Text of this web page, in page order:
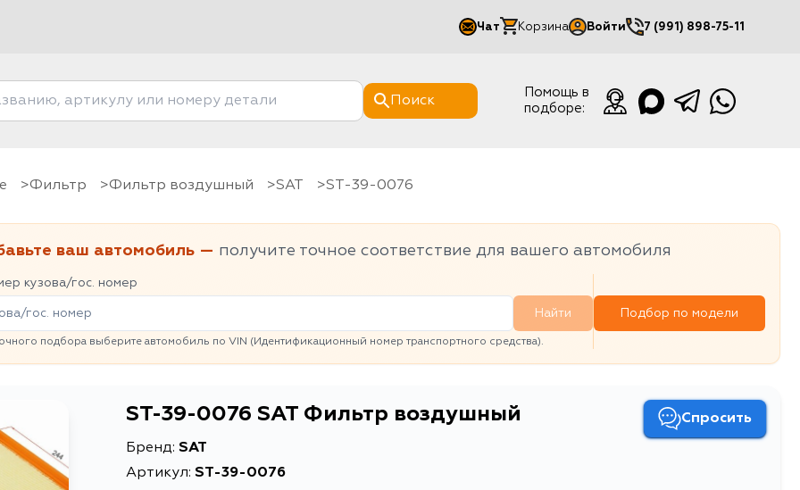
Чат Корзина Войти
Мой кабинет
7 (991) 898-75-11
Поиск
Помощь в
подборе:
фильтр Фильтр воздушный SAT ST-39-0076
ваш автомобиль — получите точное соответствие для вашего автомобиля
кузова/гос. номер
Найти
подбора выберите автомобиль по VIN (Идентификационный номер транспортного средства).
Подбор по модели
ST-39-0076 SAT Фильтр воздушный Спросить
Бренд: SAT
Артикул: ST-39-0076